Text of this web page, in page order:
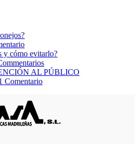
y cómo evitarlo?
AL PÚBLICO
Comentario